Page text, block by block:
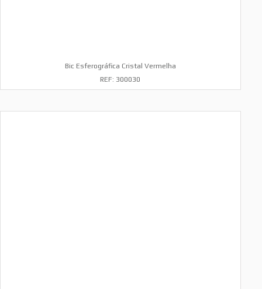
Bic Esferográfica Cristal Vermelha
REF: 300030